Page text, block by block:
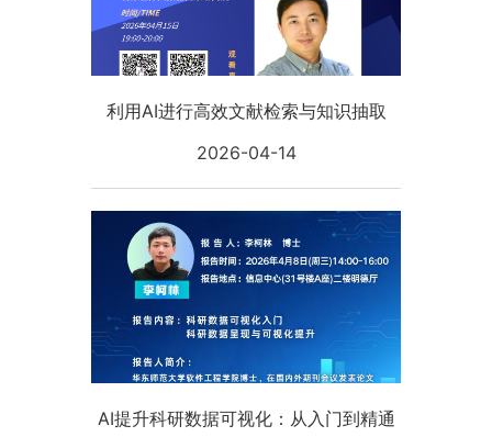
利用AI进行高效文献检索与知识抽取
2026-04-14
AI提升科研数据可视化：从入门到精通